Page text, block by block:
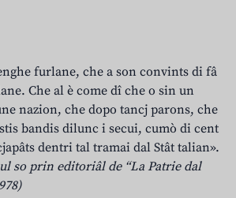
furlane, che a son convints di fâ
Che al è come dî che o sin un
nazion, che dopo tancj parons, che
bandis dilunc i secui, cumò di cent
dentri tal tramai dal Stât talian».
so prin editoriâl de “La Patrie dal